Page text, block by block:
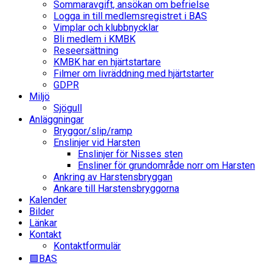
Sommaravgift, ansökan om befrielse
Logga in till medlemsregistret i BAS
Vimplar och klubbnycklar
Bli medlem i KMBK
Reseersättning
KMBK har en hjärtstartare
Filmer om livräddning med hjärtstarter
GDPR
Miljö
Sjögull
Anläggningar
Bryggor/slip/ramp
Enslinjer vid Harsten
Enslinjer för Nisses sten
Ensliner för grundområde norr om Harsten
Ankring av Harstensbryggan
Ankare till Harstensbryggorna
Kalender
Bilder
Länkar
Kontakt
Kontaktformulär
🟩BAS